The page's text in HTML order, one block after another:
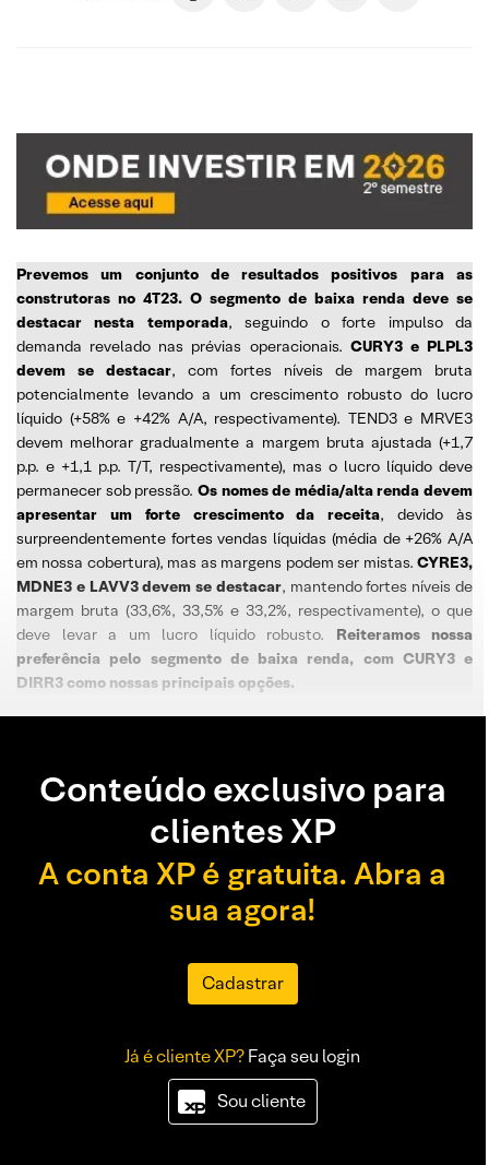
Prevemos um conjunto de resultados positivos para as
construtoras no 4T23. O segmento de baixa renda deve se
destacar nesta temporada, seguindo o forte impulso da
demanda revelado nas prévias operacionais. CURY3 e PLPL3
devem se destacar, com fortes níveis de margem bruta
potencialmente levando a um crescimento robusto do lucro
líquido (+58% e +42% A/A, respectivamente). TEND3 e MRVE3
devem melhorar gradualmente a margem bruta ajustada (+1,7
p.p. e +1,1 p.p. T/T, respectivamente), mas o lucro líquido deve
permanecer sob pressão. Os nomes de média/alta renda devem
apresentar um forte crescimento da receita, devido às
surpreendentemente fortes vendas líquidas (média de +26% A/A
em nossa cobertura), mas as margens podem ser mistas. CYRE3,
MDNE3 e LAVV3 devem se destacar, mantendo fortes níveis de
margem bruta (33,6%, 33,5% e 33,2%, respectivamente), o que
deve levar a um lucro líquido robusto. Reiteramos nossa
preferência pelo segmento de baixa renda, com CURY3 e
DIRR3 como nossas principais opções.
Conteúdo exclusivo para
clientes XP
A conta XP é gratuita. Abra a
sua agora!
Cadastrar
Já é cliente XP?Faça seu login
Sou cliente